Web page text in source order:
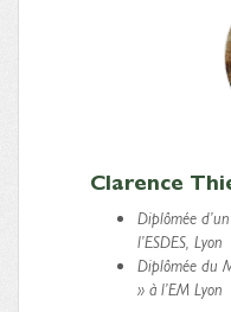
Clarence
Diplômée
l’ESDES, Lyon
Diplômée du
» à l’EM Lyon